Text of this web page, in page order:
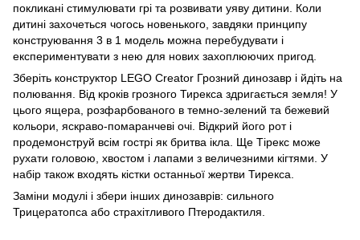
покликані стимулювати грі та розвивати уяву дитини. Коли
дитині захочеться чогось новенького, завдяки принципу
конструювання 3 в 1 модель можна перебудувати і
експериментувати з нею для нових захоплюючих пригод.
Зберіть конструктор LEGO Creator Грозний динозавр і йдіть на
полювання. Від кроків грозного Тирекса здригається земля! У
цього ящера, розфарбованого в темно-зелений та бежевий
кольори, яскраво-помаранчеві очі. Відкрий його рот і
продемонструй всім гострі як бритва ікла. Ще Тірекс може
рухати головою, хвостом і лапами з величезними кігтями. У
набір також входять кістки останньої жертви Тирекса.
Заміни модулі і збери інших динозаврів: сильного
Трицератопса або страхітливого Птеродактиля.